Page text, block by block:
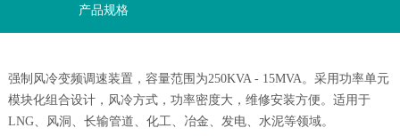
产品规格
强制风冷变频调速装置，容量范围为250KVA - 15MVA。采用功率单元
模块化组合设计，风冷方式，功率密度大，维修安装方便。适用于
LNG、风洞、长输管道、化工、冶金、发电、水泥等领域。